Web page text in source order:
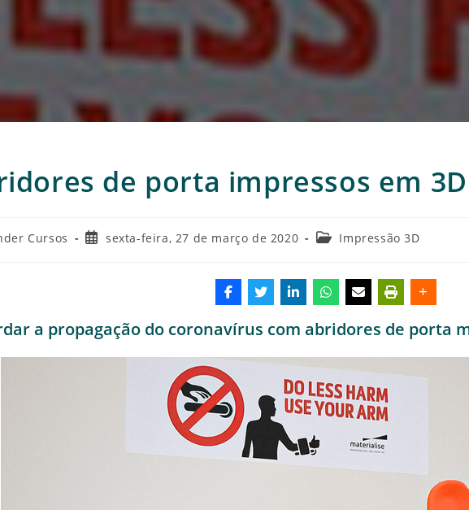
de porta impressos em 3D
Cursos
Postsexta-feira, 27 de março de 2020
Categoria
Impressão 3D
a propagação do coronavírus com abridores de porta